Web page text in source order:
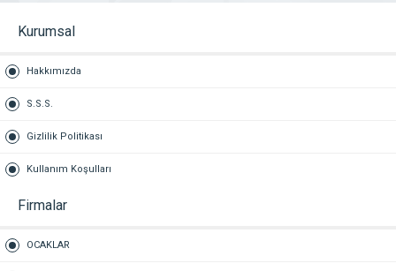
Kurumsal
Hakkımızda
S.S.S.
Gizlilik Politikası
Kullanım Koşulları
Firmalar
OCAKLAR